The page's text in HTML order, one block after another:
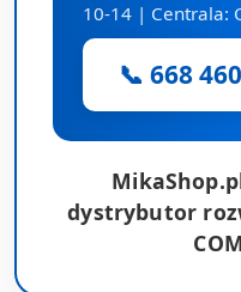
10-14 | Centrala:
📞 668
dystrybutor